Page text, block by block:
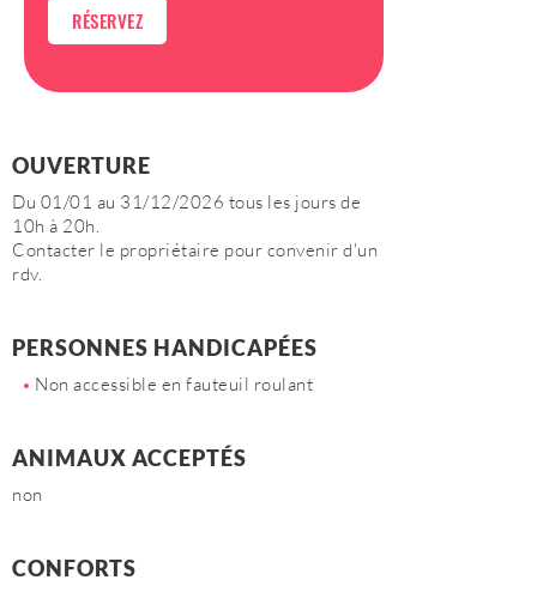
RÉSERVEZ
OUVERTURE
Du 01/01 au 31/12/2026 tous les jours de
10h à 20h.
Contacter le propriétaire pour convenir d'un
rdv.
PERSONNES HANDICAPÉES
Non accessible en fauteuil roulant
ANIMAUX ACCEPTÉS
non
CONFORTS